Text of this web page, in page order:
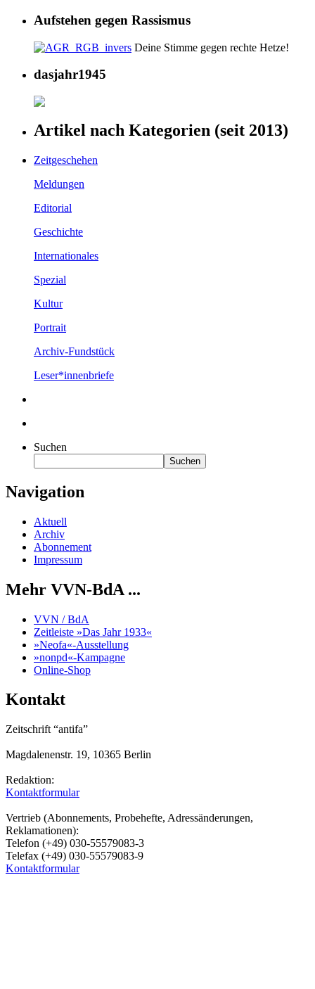
Aufstehen gegen Rassismus
Deine Stimme gegen rechte Hetze!
dasjahr1945
Artikel nach Kategorien (seit 2013)
Zeitgeschehen
Meldungen
Editorial
Geschichte
Internationales
Spezial
Kultur
Portrait
Archiv-Fundstück
Leser*innenbriefe
Suchen
Suchen
Navigation
Aktuell
Archiv
Abonnement
Impressum
Mehr VVN-BdA ...
VVN / BdA
Zeitleiste »Das Jahr 1933«
»Neofa«-Ausstellung
»nonpd«-Kampagne
Online-Shop
Kontakt
Zeitschrift “antifa”
Magdalenenstr. 19, 10365 Berlin
Redaktion:
Kontaktformular
Vertrieb (Abonnements, Probehefte, Adressänderungen,
Reklamationen):
Telefon (+49) 030-55579083-3
Telefax (+49) 030-55579083-9
Kontaktformular